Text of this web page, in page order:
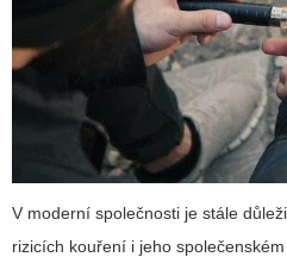
V moderní společnosti je stále
rizicích kouření i jeho společenském